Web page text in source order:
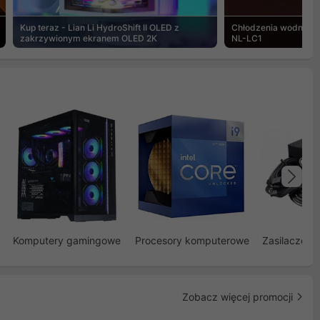
Kup teraz - Lian Li HydroShift II OLED z
zakrzywionym ekranem OLED 2K
Chłodzenia wodne
NL-LC1
Komputery gamingowe Procesory komputerowe Zasilacze
Zobacz więcej promocji